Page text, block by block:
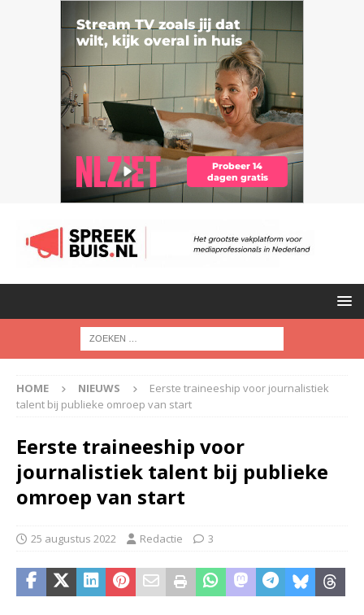
HOME NIEUWS
Eerste traineeship voor journalistiek
talent bij publieke omroep van start
Eerste traineeship voor
journalistiek talent bij publieke
omroep van start
25 augustus 2022 Redactie 3